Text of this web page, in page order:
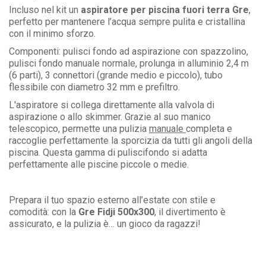
Incluso nel kit un aspiratore per piscina fuori terra Gre,
perfetto per mantenere l’acqua sempre pulita e cristallina
con il minimo sforzo.
Componenti: pulisci fondo ad aspirazione con spazzolino,
pulisci fondo manuale normale, prolunga in alluminio 2,4 m
(6 parti), 3 connettori (grande medio e piccolo), tubo
flessibile con diametro 32 mm e prefiltro.
L'aspiratore si collega direttamente alla valvola di
aspirazione o allo skimmer. Grazie al suo manico
telescopico, permette una pulizia manuale completa e
raccoglie perfettamente la sporcizia da tutti gli angoli della
piscina. Questa gamma di puliscifondo si adatta
perfettamente alle piscine piccole o medie.
Prepara il tuo spazio esterno all’estate con stile e
comodità: con la Gre Fidji 500x300, il divertimento è
assicurato, e la pulizia è… un gioco da ragazzi!